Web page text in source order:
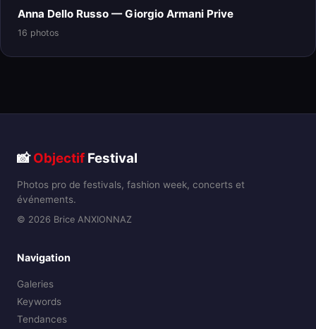
Anna Dello Russo — Giorgio Armani Prive
16 photos
📸Objectif Festival
Photos pro de festivals, fashion week, concerts et
événements.
© 2026 Brice ANXIONNAZ
Navigation
Galeries
Keywords
Tendances